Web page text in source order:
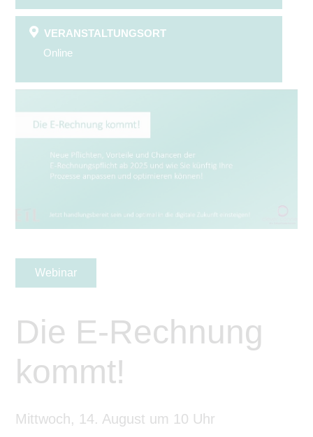
VERANSTALTUNGSORT
Online
Webinar
Die E-Rechnung
kommt!
Mittwoch, 14. August um 10 Uhr